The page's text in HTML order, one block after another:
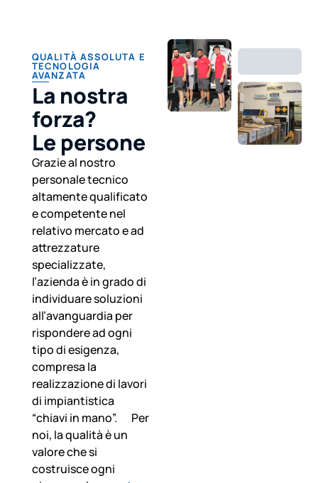
QUALITÀ ASSOLUTA E
TECNOLOGIA
AVANZATA
La nostra
forza?
Le persone
Grazie al nostro
personale tecnico
altamente qualificato
e competente nel
relativo mercato e ad
attrezzature
specializzate,
l’azienda è in grado di
individuare soluzioni
all’avanguardia per
rispondere ad ogni
tipo di esigenza,
compresa la
realizzazione di lavori
di impiantistica
“chiavi in mano”. Per
noi, la qualità è un
valore che si
costruisce ogni